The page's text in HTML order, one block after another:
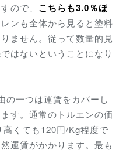
ので、 こちらも3.0％ほ
ンも全体から見ると塗料
ません。従って数量的見
はないということになり
の一つは運賃をカバーし
す。通常のトルエンの価
くても120円/Kg程度で
運賃がかかります。最も